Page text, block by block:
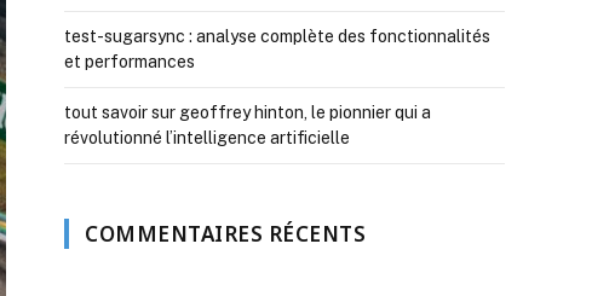
test-sugarsync : analyse complète des fonctionnalités
et performances
tout savoir sur geoffrey hinton, le pionnier qui a
révolutionné l’intelligence artificielle
COMMENTAIRES RÉCENTS